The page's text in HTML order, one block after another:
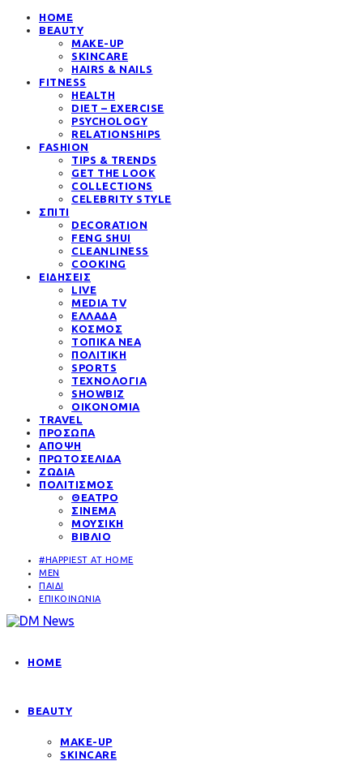
HOME
BEAUTY
MAKE-UP
SKINCARE
HAIRS & NAILS
FITNESS
HEALTH
DIET – EXERCISE
PSYCHOLOGY
RELATIONSHIPS
FASHION
TIPS & TRENDS
GET THE LOOK
COLLECTIONS
CELEBRITY STYLE
ΣΠΙΤΙ
DECORATION
FENG SHUI
CLEANLINESS
COOKING
ΕΙΔΗΣΕΙΣ
LIVE
MEDIA TV
ΕΛΛΑΔΑ
ΚΟΣΜΟΣ
ΤΟΠΙΚΑ ΝΕΑ
ΠΟΛΙΤΙΚΗ
SPORTS
ΤΕΧΝΟΛΟΓΙΑ
SHOWBIZ
ΟΙΚΟΝΟΜΙΑ
TRAVEL
ΠΡΟΣΩΠΑ
ΑΠΟΨΗ
ΠΡΩΤΟΣΕΛΙΔΑ
ΖΩΔΙΑ
ΠΟΛΙΤΙΣΜΟΣ
ΘΕΑΤΡΟ
ΣΙΝΕΜΑ
ΜΟΥΣΙΚΗ
ΒΙΒΛΙΟ
#HAPPIEST AT HOME
MEN
ΠΑΙΔΙ
ΕΠΙΚΟΙΝΩΝΙΑ
HOME
BEAUTY
MAKE-UP
SKINCARE